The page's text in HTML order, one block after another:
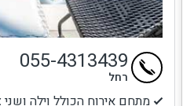
מתחם אירוח הכולל וילה ושני
055-4313439
רחל